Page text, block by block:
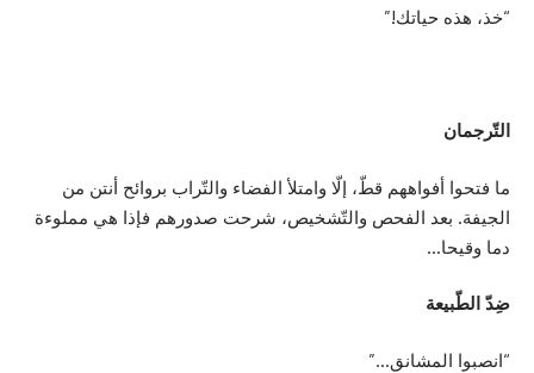
“خذ، هذه حياتك!”
التّرجمان
ما فتحوا أفواههم قطّ، إلّا وامتلأ الفضاء والتّراب بروائح أنتن من
الجيفة. بعد الفحص والتّشخيص، شرحت صدورهم فإذا هي مملوءة
دما وقيحا…
ضِدّ الطّبيعة
“انصبوا المشانق…”